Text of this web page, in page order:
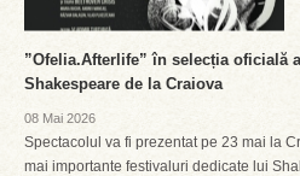
”Ofelia.Afterlife” în selecția oficială
Shakespeare de la Craiova
08 Mai 2026
Spectacolul va fi prezentat pe 23 mai la
mai importante festivaluri dedicate lui